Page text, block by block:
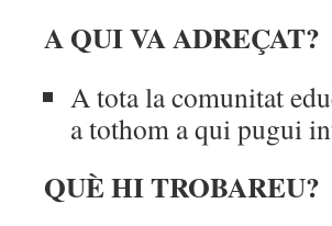
A QUI VA ADREÇAT?
A tota la comunitat
a tothom a qui pugui
QUÈ HI TROBAREU?